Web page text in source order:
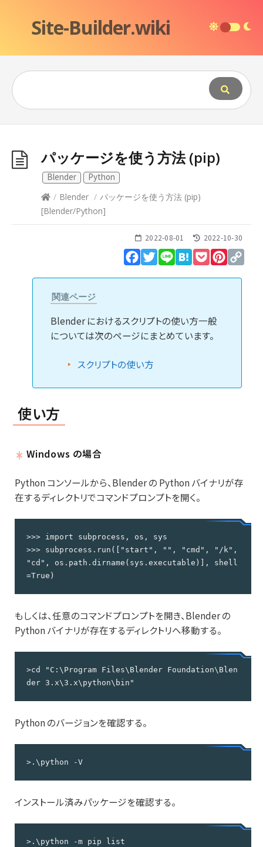
Site-Builder.wiki
パッケージを使う方法 (pip)
Blender
Python
/ Blender / パッケージを使う方法 (pip)
[Blender/Python]
2022-08-01 2022-10-30
Facebook
Twitter
Line HatenaPocket
関連ページ
Blender におけるスクリプトの使い方一般
については次のページにまとめています。
スクリプトの使い方
使い方
Windows の場合
Python コンソールから、Blender の Python バイナリが存
在するディレクトリでコマンドプロンプトを開く。
>>> import subprocess, os, sys
>>> subprocess.run(["start", "", "cmd", "/k",
"cd", os.path.dirname(sys.executable)], shell
=True)
もしくは、任意のコマンドプロンプトを開き、Blender の
Python バイナリが存在するディレクトリへ移動する。
>cd "C:\Program Files\Blender Foundation\Blen
der 3.x\3.x\python\bin"
Python のバージョンを確認する。
>.\python -V
インストール済みパッケージを確認する。
>.\python -m pip list